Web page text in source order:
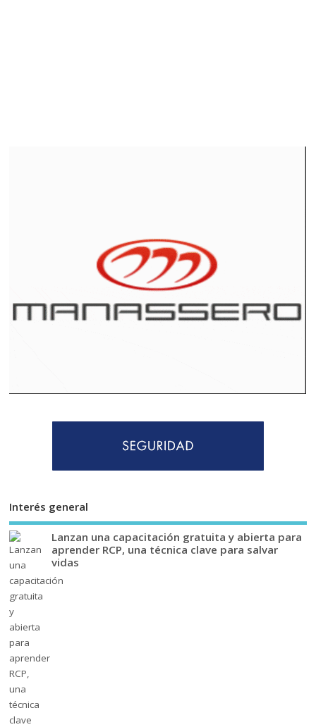
Interés general
Lanzan una capacitación gratuita y abierta para
aprender RCP, una técnica clave para salvar
vidas